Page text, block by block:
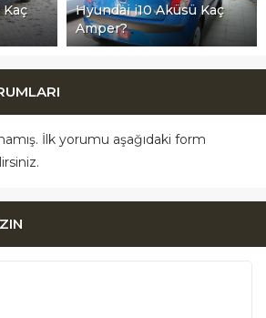
Hyundai i10 Aküsü Kaç
Amper?
İlk yorumu aşağıdaki form